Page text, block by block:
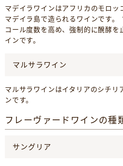
マデイラワインはアフリカのモロ
マデイラ島で造られるワインです。
コール度数を高め、強制的に醗酵
インです。
マルサラワイン
マルサラワインはイタリアのシチリ
ンです。
フレーヴァードワインの種
サングリア